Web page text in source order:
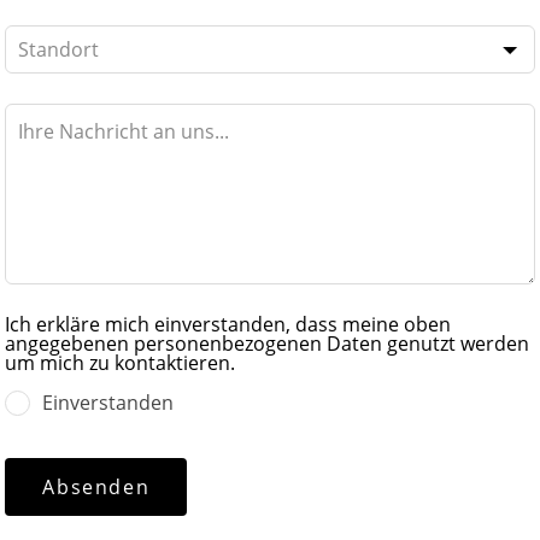
Ich erkläre mich einverstanden, dass meine oben
angegebenen personenbezogenen Daten genutzt werden
um mich zu kontaktieren.
Einverstanden
Absenden